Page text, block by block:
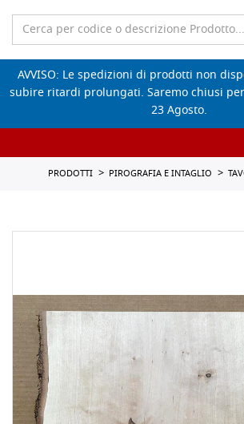
Wishlist vuota
AVVISO: Le spedizioni di prodotti non
subire ritardi prolungati. Saremo chiusi
23 Agosto.
PRODOTTI PIROGRAFIA E INTAGLIO